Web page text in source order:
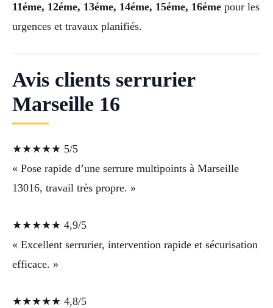
11éme, 12éme, 13éme, 14éme, 15éme, 16éme pour les
urgences et travaux planifiés.
Avis clients serrurier
Marseille 16
★★★★★ 5/5
« Pose rapide d’une serrure multipoints à Marseille
13016, travail très propre. »
★★★★★ 4,9/5
« Excellent serrurier, intervention rapide et sécurisation
efficace. »
★★★★★ 4,8/5